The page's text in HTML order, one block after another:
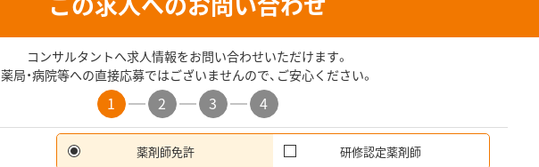
コンサルタントへ求人情報をお問い合わせいただけます。
薬局・病院等への直接応募ではございませんので、ご安心ください。
1 2 3 4
薬剤師免許 研修認定薬剤師